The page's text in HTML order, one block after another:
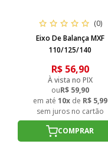
(0)
Eixo De Balança MXF
110/125/140
R$ 56,90
À vista no PIX
ouR$ 59,90
em até 10xde R$ 5,99
sem juros no cartão
COMPRAR